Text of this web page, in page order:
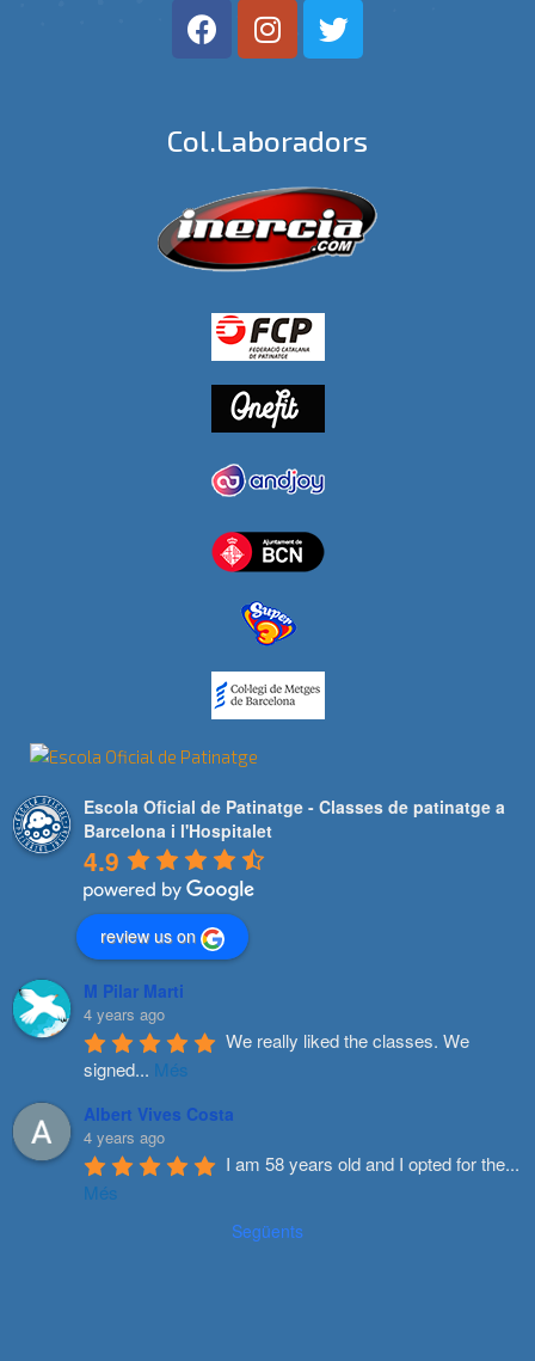
Col.laboradors
Escola Oficial de Patinatge - Classes de patinatge a
Barcelona i l'Hospitalet
4.9
review us on
M Pilar Marti
4 years ago
We really liked the classes. We
signed... Més
Albert Vives Costa
4 years ago
I am 58 years old and I opted for the...
Més
Següents